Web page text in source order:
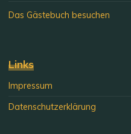
Das Gästebuch besuchen
Links
Impressum
Datenschutzerklärung